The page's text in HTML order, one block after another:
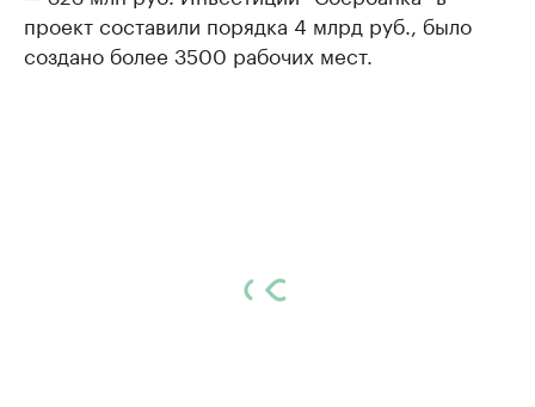
проект составили порядка 4 млрд руб., было
создано более 3500 рабочих мест.